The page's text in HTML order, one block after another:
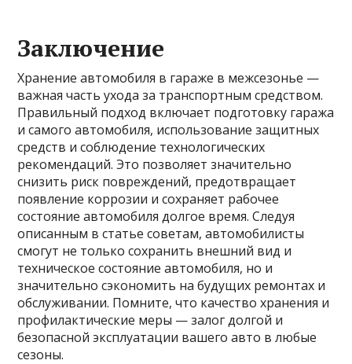
Заключение
Хранение автомобиля в гараже в межсезонье —
важная часть ухода за транспортным средством.
Правильный подход включает подготовку гаража
и самого автомобиля, использование защитных
средств и соблюдение технологических
рекомендаций. Это позволяет значительно
снизить риск повреждений, предотвращает
появление коррозии и сохраняет рабочее
состояние автомобиля долгое время. Следуя
описанным в статье советам, автомобилисты
смогут не только сохранить внешний вид и
техническое состояние автомобиля, но и
значительно сэкономить на будущих ремонтах и
обслуживании. Помните, что качество хранения и
профилактические меры — залог долгой и
безопасной эксплуатации вашего авто в любые
сезоны.